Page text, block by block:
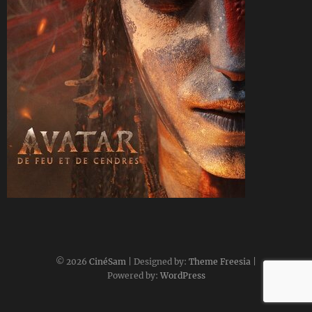
© 2026 CinéSam | Designed by: Theme Freesia
Powered by: WordPress